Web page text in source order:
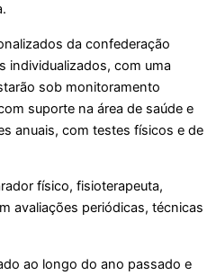
da confederação
individualizados, com uma
sob monitoramento
suporte na área de saúde e
anuais, com testes físicos e de
físico, fisioterapeuta,
avaliações periódicas, técnicas
ao longo do ano passado e